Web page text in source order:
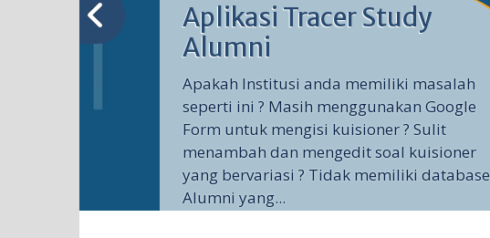
Aplikasi Tracer Study
Alumni
Apakah Institusi anda memiliki masalah
seperti ini ? Masih menggunakan Google
Form untuk mengisi kuisioner ? Sulit
menambah dan mengedit soal kuisioner
yang bervariasi ? Tidak memiliki database
Alumni yang...